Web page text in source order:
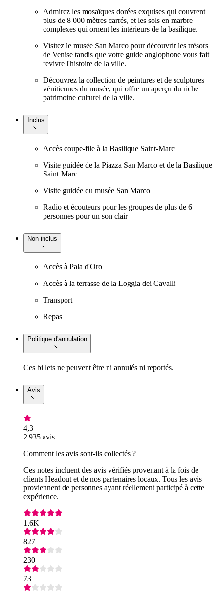
Admirez les mosaïques dorées exquises qui couvrent
plus de 8 000 mètres carrés, et les sols en marbre
complexes qui ornent les intérieurs de la basilique.
Visitez le musée San Marco pour découvrir les trésors
de Venise tandis que votre guide anglophone vous fait
revivre l'histoire de la ville.
Découvrez la collection de peintures et de sculptures
vénitiennes du musée, qui offre un aperçu du riche
patrimoine culturel de la ville.
Inclus
Accès coupe-file à la Basilique Saint-Marc
Visite guidée de la Piazza San Marco et de la Basilique
Saint-Marc
Visite guidée du musée San Marco
Radio et écouteurs pour les groupes de plus de 6
personnes pour un son clair
Non inclus
Accès à Pala d'Oro
Accès à la terrasse de la Loggia dei Cavalli
Transport
Repas
Politique d'annulation
Ces billets ne peuvent être ni annulés ni reportés.
Avis
4,3
2 935 avis
Comment les avis sont-ils collectés ?
Ces notes incluent des avis vérifiés provenant à la fois de
clients Headout et de nos partenaires locaux. Tous les avis
proviennent de personnes ayant réellement participé à cette
expérience.
1,6K
827
230
73